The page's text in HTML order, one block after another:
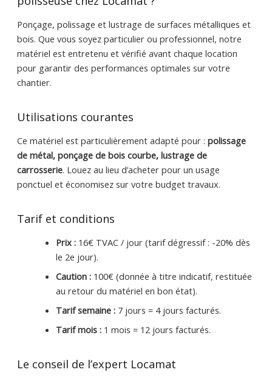
Ponçage, polissage et lustrage de surfaces métalliques et
bois. Que vous soyez particulier ou professionnel, notre
matériel est entretenu et vérifié avant chaque location
pour garantir des performances optimales sur votre
chantier.
Utilisations courantes
Ce matériel est particulièrement adapté pour : polissage
de métal, ponçage de bois courbe, lustrage de
carrosserie. Louez au lieu d’acheter pour un usage
ponctuel et économisez sur votre budget travaux.
Tarif et conditions
Prix :16€ TVAC / jour (tarif dégressif : -20% dès
le 2e jour).
Caution :100€ (donnée à titre indicatif, restituée
au retour du matériel en bon état).
Tarif semaine :7 jours = 4 jours facturés.
Tarif mois :1 mois = 12 jours facturés.
Le conseil de l’expert Locamat